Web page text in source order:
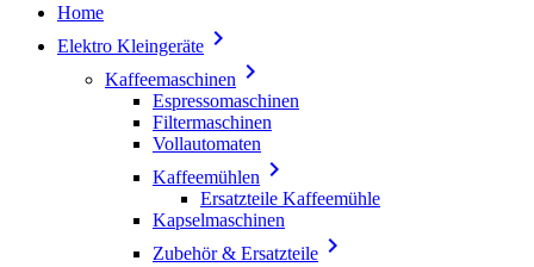
Home
Elektro Kleingeräte 
Kaffeemaschinen 
Espressomaschinen
Filtermaschinen
Vollautomaten
Kaffeemühlen 
Ersatzteile Kaffeemühle
Kapselmaschinen
Zubehör & Ersatzteile 